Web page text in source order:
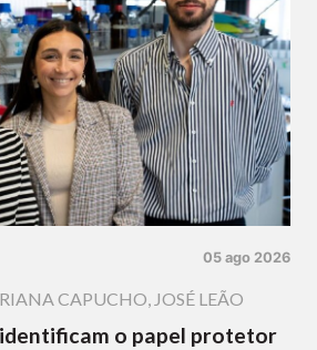
05 ago 2026
CAPUCHO, JOSÉ LEÃO
o papel protetor